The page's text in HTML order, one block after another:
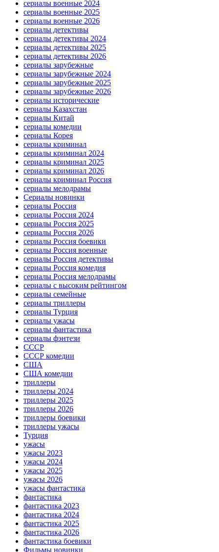
сериалы военные 2024
сериалы военные 2025
сериалы военные 2026
сериалы детективы
сериалы детективы 2024
сериалы детективы 2025
сериалы детективы 2026
сериалы зарубежные
сериалы зарубежные 2024
сериалы зарубежные 2025
сериалы зарубежные 2026
сериалы исторические
сериалы Казахстан
сериалы Китай
сериалы комедии
сериалы Корея
сериалы криминал
сериалы криминал 2024
сериалы криминал 2025
сериалы криминал 2026
сериалы криминал Россия
сериалы мелодрамы
Сериалы новинки
сериалы Россия
сериалы Россия 2024
сериалы Россия 2025
сериалы Россия 2026
сериалы Россия боевики
сериалы Россия военные
сериалы Россия детективы
сериалы Россия комедия
сериалы Россия мелодрамы
сериалы с высоким рейтингом
сериалы семейные
сериалы триллеры
сериалы Турция
сериалы ужасы
сериалы фантастика
сериалы фэнтези
СССР
СССР комедии
США
США комедии
триллеры
триллеры 2024
триллеры 2025
триллеры 2026
триллеры боевики
триллеры ужасы
Турция
ужасы
ужасы 2023
ужасы 2024
ужасы 2025
ужасы 2026
ужасы фантастика
фантастика
фантастика 2023
фантастика 2024
фантастика 2025
фантастика 2026
фантастика боевики
Фильмы новинки